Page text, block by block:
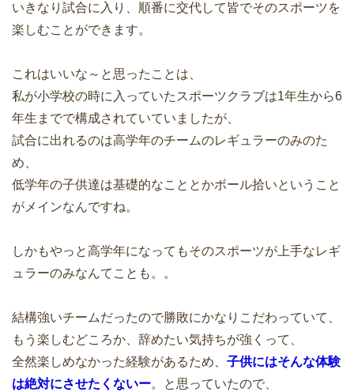
いきなり試合に入り、順番に交代して皆でそのスポーツを
楽しむことができます。
これはいいな～と思ったことは、
私が小学校の時に入っていたスポーツクラブは1年生から6
年生までで構成されていていましたが、
試合に出れるのは高学年のチームのレギュラーのみのた
め、
低学年の子供達は基礎的なこととかボール拾いということ
がメインなんですね。
しかもやっと高学年になってもそのスポーツが上手なレギ
ュラーのみなんてことも。。
結構強いチームだったので勝敗にかなりこだわっていて、
もう楽しむどころか、辞めたい気持ちが強くって、
全然楽しめなかった経験があるため、 子供にはそんな体験
は絶対にさせたくないー。と思っていたので、